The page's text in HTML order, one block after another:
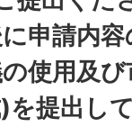
申請内
使用及
提出し